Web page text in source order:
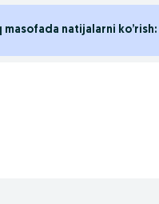
natijalarni ko’rish: